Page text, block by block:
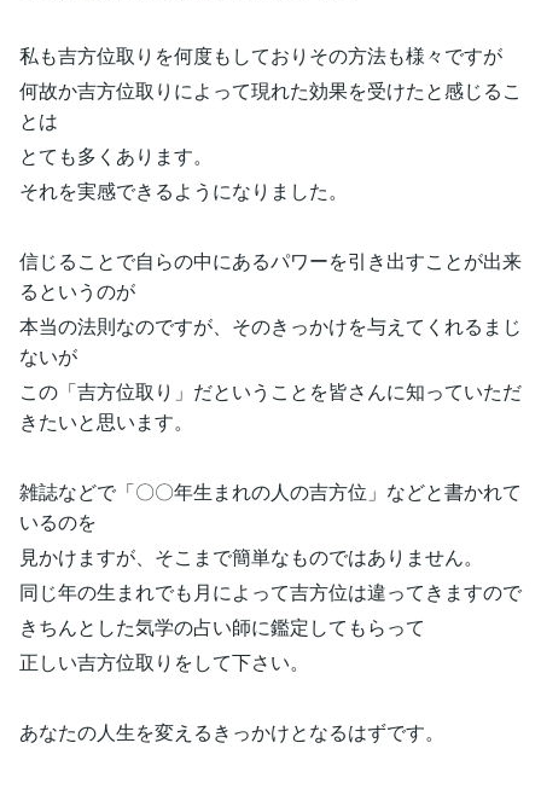
私も吉方位取りを何度もしておりその方法も様々ですが
何故か吉方位取りによって現れた効果を受けたと感じるこ
とは
とても多くあります。
それを実感できるようになりました。
信じることで自らの中にあるパワーを引き出すことが出来
るというのが
本当の法則なのですが、そのきっかけを与えてくれるまじ
ないが
この「吉方位取り」だということを皆さんに知っていただ
きたいと思います。
雑誌などで「〇〇年生まれの人の吉方位」などと書かれて
いるのを
見かけますが、そこまで簡単なものではありません。
同じ年の生まれでも月によって吉方位は違ってきますので
きちんとした気学の占い師に鑑定してもらって
正しい吉方位取りをして下さい。
あなたの人生を変えるきっかけとなるはずです。